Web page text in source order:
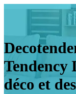
Tendency
déco et